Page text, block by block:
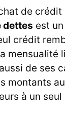
de crédit
dettes est
crédit
mensualité
de ses
montants
à un